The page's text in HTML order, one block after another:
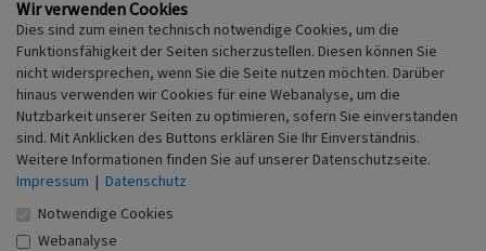
Erfassungsmethode
Literaturauswertung
Historischer Zeitraum
Beginn 1939, Ende 1945
Empfohlene Zitierweise
Urheberrechtlicher Hinweis
Wir verwenden Cookies
Dies sind zum einen technisch notwendige Cookies, um die
Funktionsfähigkeit der Seiten sicherzustellen. Diesen können Sie
nicht widersprechen, wenn Sie die Seite nutzen möchten. Darüber
hinaus verwenden wir Cookies für eine Webanalyse, um die
Nutzbarkeit unserer Seiten zu optimieren, sofern Sie einverstanden
sind. Mit Anklicken des Buttons erklären Sie Ihr Einverständnis.
Weitere Informationen finden Sie auf unserer Datenschutzseite.
Impressum | Datenschutz
Notwendige Cookies
Webanalyse